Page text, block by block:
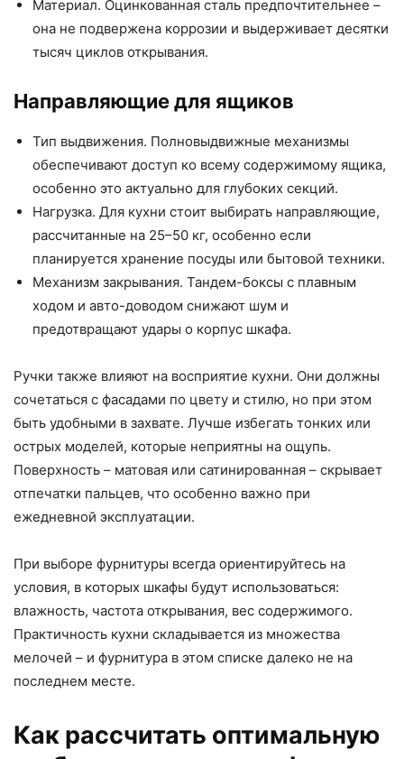
Материал. Оцинкованная сталь предпочтительнее –
она не подвержена коррозии и выдерживает десятки
тысяч циклов открывания.
Направляющие для ящиков
Тип выдвижения. Полновыдвижные механизмы
обеспечивают доступ ко всему содержимому ящика,
особенно это актуально для глубоких секций.
Нагрузка. Для кухни стоит выбирать направляющие,
рассчитанные на 25–50 кг, особенно если
планируется хранение посуды или бытовой техники.
Механизм закрывания. Тандем-боксы с плавным
ходом и авто-доводом снижают шум и
предотвращают удары о корпус шкафа.
Ручки также влияют на восприятие кухни. Они должны
сочетаться с фасадами по цвету и стилю, но при этом
быть удобными в захвате. Лучше избегать тонких или
острых моделей, которые неприятны на ощупь.
Поверхность – матовая или сатинированная – скрывает
отпечатки пальцев, что особенно важно при
ежедневной эксплуатации.
При выборе фурнитуры всегда ориентируйтесь на
условия, в которых шкафы будут использоваться:
влажность, частота открывания, вес содержимого.
Практичность кухни складывается из множества
мелочей – и фурнитура в этом списке далеко не на
последнем месте.
Как рассчитать оптимальную